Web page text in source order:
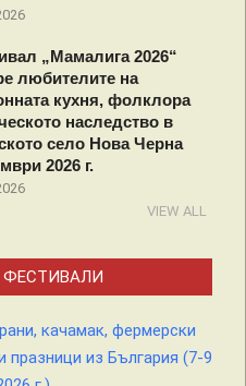
„Мамалига 2026“
любителите на
кухня, фолклора
наследство в
село Нова Черна
2026 г.
VIEW ALL
ФЕСТИВАЛИ
качамак, фермерски
празници из България (7-9